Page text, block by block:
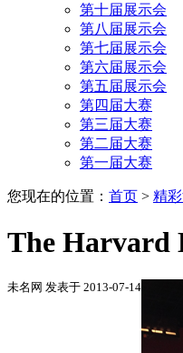
第十届展示会
第八届展示会
第七届展示会
第六届展示会
第五届展示会
第四届大赛
第三届大赛
第二届大赛
第一届大赛
您现在的位置： 首页 > 精
The Harvard
未名网 发表于 2013-07-14